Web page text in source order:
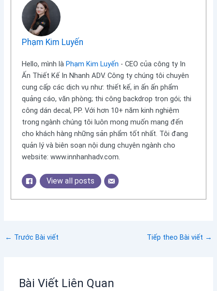
Phạm Kim Luyến
Hello, mình làPhạm Kim Luyến - CEO của công ty In
Ấn Thiết Kế In Nhanh ADV. Công ty chúng tôi chuyên
cung cấp các dịch vụ như: thiết kế, in ấn ấn phẩm
quảng cáo, văn phòng; thi công backdrop trọn gói; thi
công dán decal, PP. Với hơn 10+ năm kinh nghiệm
trong ngành chúng tôi luôn mong muốn mang đến
cho khách hàng những sản phẩm tốt nhất. Tôi đang
quản lý và biên soạn nội dung chuyên ngành cho
website: www.innhanhadv.com.
View all posts
← Trước Bài viết Tiếp theo Bài viết →
Bài Viết Liên Quan